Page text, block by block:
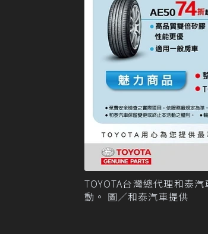
TOYOTA台灣總代理和泰
動。 圖／和泰汽車提供